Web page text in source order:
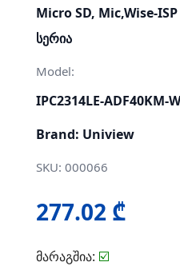
Micro SD, Mic,Wise-
სერია
Model:
IPC2314LE-ADF40KM-
Brand: Uniview
SKU: 000066
277.02 ₾
მარაგშია: ☑️